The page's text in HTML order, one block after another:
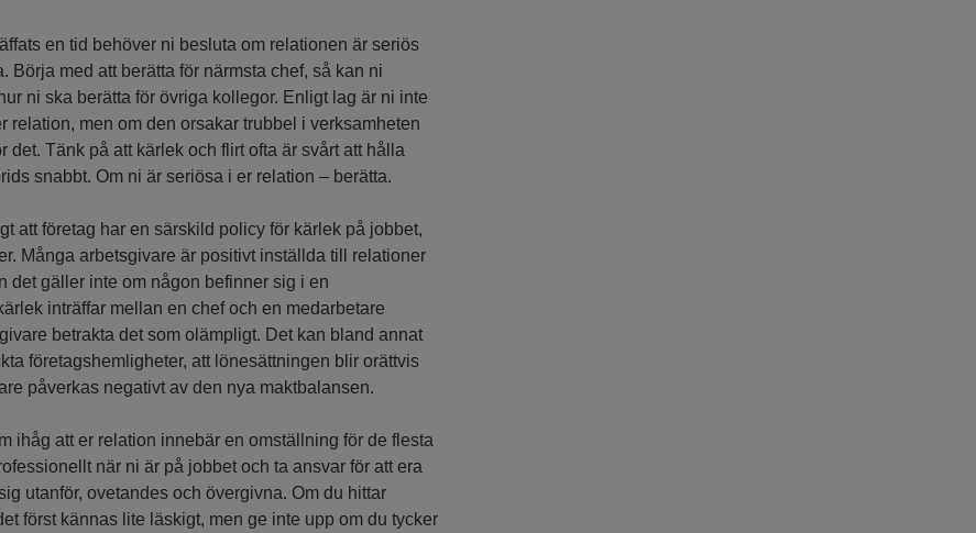
en tid behöver ni besluta om relationen är seriös
Börja med att berätta för närmsta chef, så kan ni
ni ska berätta för övriga kollegor. Enligt lag är ni inte
relation, men om den orsakar trubbel i verksamheten
det. Tänk på att kärlek och flirt ofta är svårt att hålla
snabbt. Om ni är seriösa i er relation – berätta.
att företag har en särskild policy för kärlek på jobbet,
Många arbetsgivare är positivt inställda till relationer
det gäller inte om någon befinner sig i en
inträffar mellan en chef och en medarbetare
betrakta det som olämpligt. Det kan bland annat
företagshemligheter, att lönesättningen blir orättvis
påverkas negativt av den nya maktbalansen.
ihåg att er relation innebär en omställning för de flesta
när ni är på jobbet och ta ansvar för att era
utanför, ovetandes och övergivna. Om du hittar
först kännas lite läskigt, men ge inte upp om du tycker